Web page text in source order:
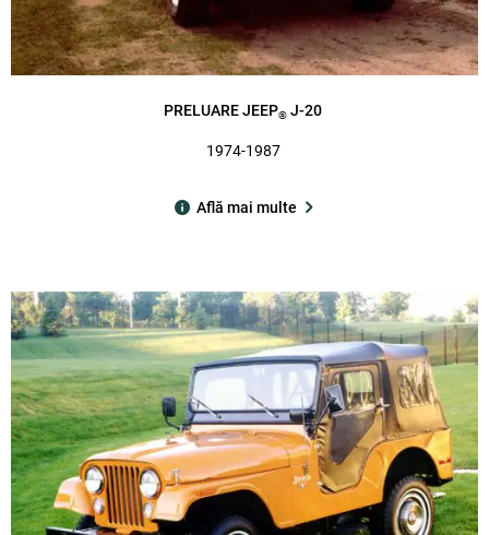
PRELUARE JEEP® J-20
1974-1987
Află mai multe